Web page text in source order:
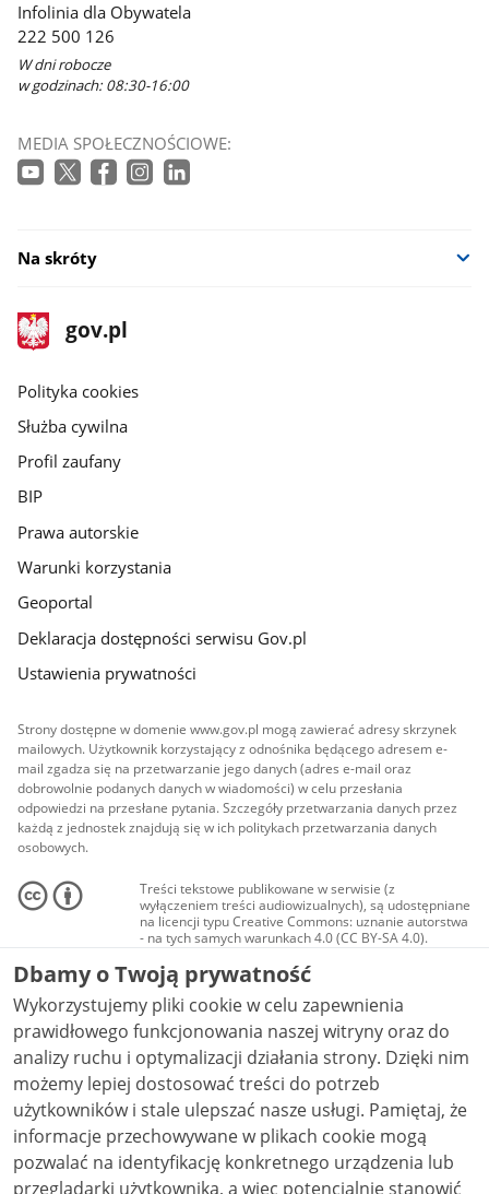
Infolinia dla Obywatela
222 500 126
W dni robocze
w godzinach: 08:30-16:00
MEDIA SPOŁECZNOŚCIOWE:
Na skróty
stopka
gov.pl
Strona
gov.pl
gov.pl
Polityka cookies
Służba cywilna
Profil zaufany
BIP
Prawa autorskie
Warunki korzystania
Geoportal
Deklaracja dostępności serwisu Gov.pl
Ustawienia prywatności
Strony dostępne w domenie www.gov.pl mogą zawierać adresy skrzynek
mailowych. Użytkownik korzystający z odnośnika będącego adresem e-
mail zgadza się na przetwarzanie jego danych (adres e-mail oraz
dobrowolnie podanych danych w wiadomości) w celu przesłania
odpowiedzi na przesłane pytania. Szczegóły przetwarzania danych przez
każdą z jednostek znajdują się w ich politykach przetwarzania danych
osobowych.
Treści tekstowe publikowane w serwisie (z
wyłączeniem treści audiowizualnych), są udostępniane
na licencji typu Creative Commons: uznanie autorstwa
- na tych samych warunkach 4.0 (CC BY-SA 4.0).
Materiały audiowizualne, w tym zdjęcia, materiały
audio i wideo, są udostępniane na licencji typu
Creative Commons: uznanie autorstwa użycie
niekomercyjne - bez utworów zależnych 4.0 (CC BY-
NC-ND 4.0), o ile nie jest to stwierdzone inaczej.
Dbamy o Twoją prywatność
Wykorzystujemy pliki cookie w celu zapewnienia
prawidłowego funkcjonowania naszej witryny oraz do
analizy ruchu i optymalizacji działania strony. Dzięki nim
możemy lepiej dostosować treści do potrzeb
użytkowników i stale ulepszać nasze usługi. Pamiętaj, że
informacje przechowywane w plikach cookie mogą
pozwalać na identyfikację konkretnego urządzenia lub
przeglądarki użytkownika, a więc potencjalnie stanowić